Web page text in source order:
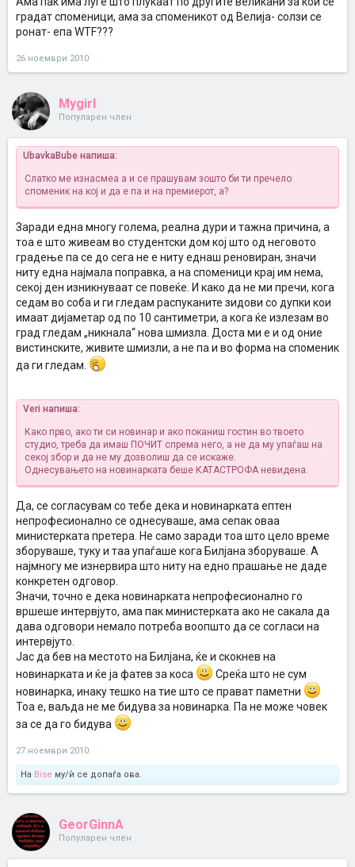
градат споменици, ама за споменикот од Велија- солзи се
ронат- епа WTF???
26 ноември 2010
Mygirl
Популарен член
UbavkaBube напиша:
Слатко ме изнасмеа а и се прашувам зошто би ти пречело
споменик на кој и да е па и на премиерот, а?
Заради една многу голема, реална дури и тажна причина, а
тоа е што живеам во студентски дом кој што од неговото
градење па се до сега не е ниту еднаш реновиран, значи
ниту една најмала поправка, а на споменици крај им нема,
секој ден изникнуваат се повеќе. И како да не ми пречи, кога
седам во соба и ги гледам распуканите зидови со дупки кои
имаат дијаметар од по 10 сантиметри, а кога ќе излезам во
град гледам „никнала“ нова шмизла. Доста ми е и од оние
вистинските, живите шмизли, а не па и во форма на споменик
да ги гледам.
Veri напиша:
Како прво, ако ти си новинар и ако поканиш гостин во твоето
студио, треба да имаш ПОЧИТ спрема него, а не да му упаѓаш на
секој збор и да не му дозволиш да се искаже.
Однесувањето на новинарката беше КАТАСТРОФА невидена.
Да, се согласувам со тебе дека и новинарката ептен
непрофесионално се однесуваше, ама сепак оваа
министерката претера. Не само заради тоа што цело време
зборуваше, туку и таа упаѓаше кога Билјана зборуваше. А
најмногу ме изнервира што ниту на едно прашање не даде
конкретен одговор.
Значи, точно е дека новинарката непрофесионално го
вршеше интервјуто, ама пак министерката ако не сакала да
дава одговори немало потреба воопшто да се согласи на
интервјуто.
Јас да бев на местото на Билјана, ќе и скокнев на
новинарката и ќе ја фатев за коса
Среќа што не сум
новинарка, инаку тешко на тие што се прават паметни
Тоа е, ваљда не ме бидува за новинарка. Па не може човек
за се да го бидува
27 ноември 2010
На Bise му/ѝ се допаѓа ова.
GeorGinnA
Популарен член